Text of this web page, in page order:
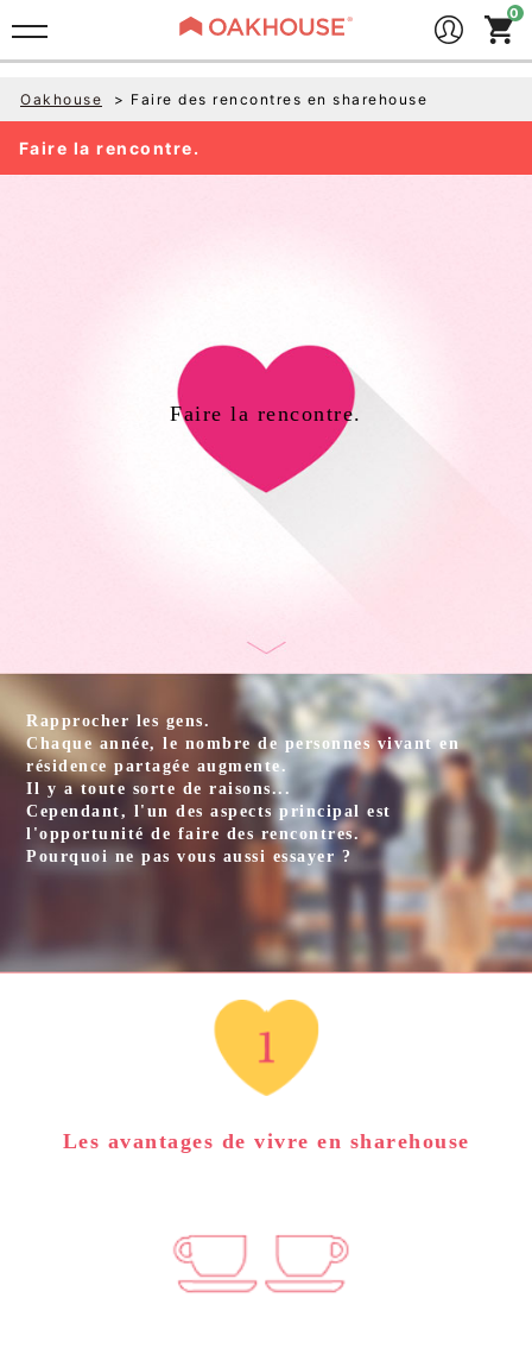
Oakhouse Faire des rencontres en sharehouse
Faire la rencontre.
Faire la rencontre.
Rapprocher les gens.
Chaque année, le nombre de personnes vivant en
résidence partagée augmente.
Il y a toute sorte de raisons...
Cependant, l'un des aspects principal est
l'opportunité de faire des rencontres.
Pourquoi ne pas vous aussi essayer ?
Les avantages de vivre en sharehouse